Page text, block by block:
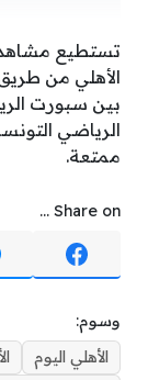
تستطيع
الأهلي من طريق
بين سبورت
الرياضي
ممتعة.
Share on ...
وسوم:
الأهلي اليوم